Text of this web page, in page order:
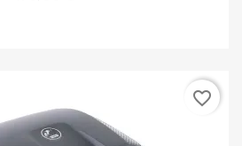
favorite_border